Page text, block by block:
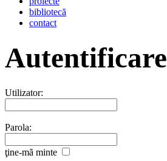
bibliotecă
contact
Autentificare
Utilizator:
Parola:
ţine-mã minte